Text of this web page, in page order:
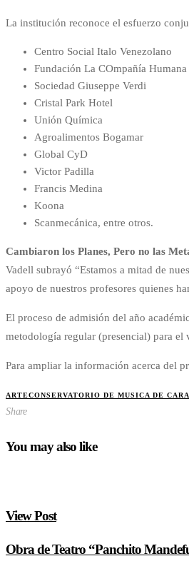
La institución reconoce el esfuerzo
Centro Social Italo Venezolano
Fundación La COmpañía Humana
Sociedad Giuseppe Verdi
Cristal Park Hotel
Unión Química
Agroalimentos Bogamar
Global CyD
Victor Padilla
Francis Medina
Koona
Scanmecánica, entre otros.
Cambiaron los Planes, Pero no las
Vadell subrayó “Estamos a mitad de
apoyo de nuestros profesores quienes
El proceso de admisión del año
metodología regular (presencial) para el
Para ampliar la información acerca del
ARTECONSERVATORIO DE MUSICA DE
Share
You may also like
View Post
Obra de Teatro “Panchito